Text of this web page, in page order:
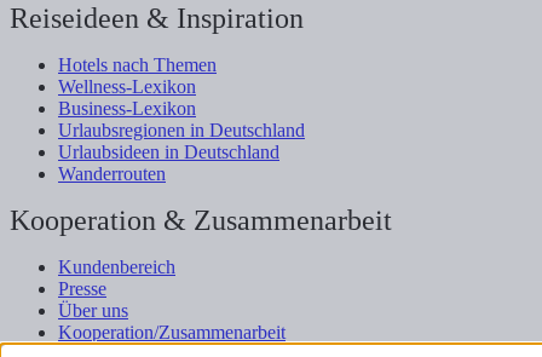
Reiseideen & Inspiration
Hotels nach Themen
Wellness-Lexikon
Business-Lexikon
Urlaubsregionen in Deutschland
Urlaubsideen in Deutschland
Wanderrouten
Kooperation & Zusammenarbeit
Kundenbereich
Presse
Über uns
Kooperation/Zusammenarbeit